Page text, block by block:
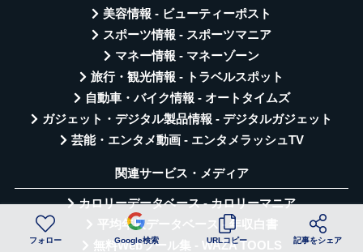
美容情報 - ビューティーポスト
スポーツ情報 - スポーツマニア
マネー情報 - マネーゾーン
旅行・観光情報 - トラベルスポット
自動車・バイク情報 - オートタイムズ
ガジェット・デジタル製品情報 - デジタルガジェット
芸能・エンタメ動画 - エンタメラッシュTV
関連サービス・メディア
カロリーデータベース - カロリーマニア
平均年収データベース - 年収白書
無料Webツール集 - WAZA TOOLS
フォロー Google検索 URLコピー 記事をシェア